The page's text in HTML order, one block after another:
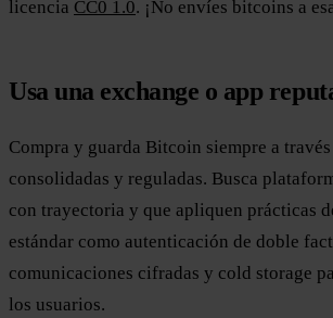
licencia CC0 1.0. ¡No envíes bitcoins a
Usa una exchange o app
Compra y guarda Bitcoin siempre a
consolidadas y reguladas. Busca
con trayectoria y que apliquen prácticas
estándar como autenticación de doble
comunicaciones cifradas y cold storage
los usuarios.